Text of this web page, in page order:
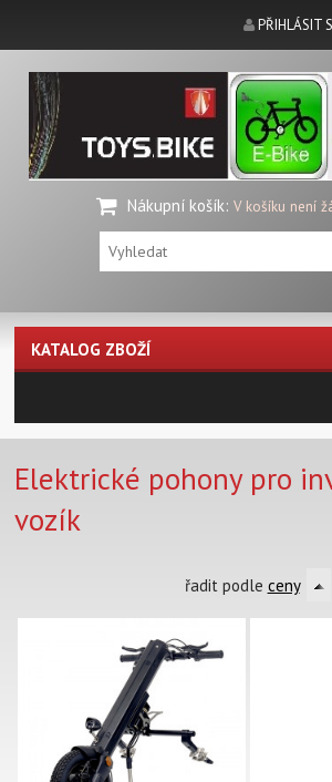
PŘIHLÁSIT
Nákupní košík: V košíku není
KATALOG ZBOŽÍ
Elektrické pohony pro
vozík
řadit podle ceny